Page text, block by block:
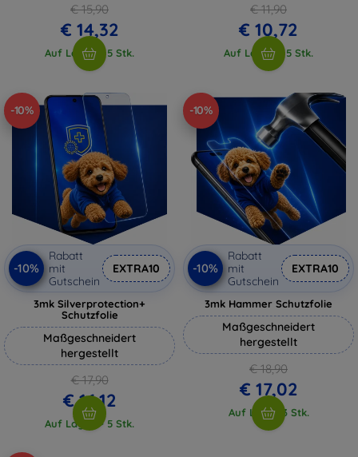
€ 15,90
€ 14,32
Auf Lager > 5 Stk.
€ 11,90
€ 10,72
Auf Lager > 5 Stk.
-10%
-10%
Rabatt
mit
Gutschein
EXTRA10
3mk Silverprotection+
Schutzfolie
Maßgeschneidert
hergestellt
€ 17,90
€ 16,12
Auf Lager > 5 Stk.
-10%
-10%
Rabatt
mit
Gutschein
EXTRA10
3mk Hammer Schutzfolie
Maßgeschneidert
hergestellt
€ 18,90
€ 17,02
Auf Lager 3 Stk.